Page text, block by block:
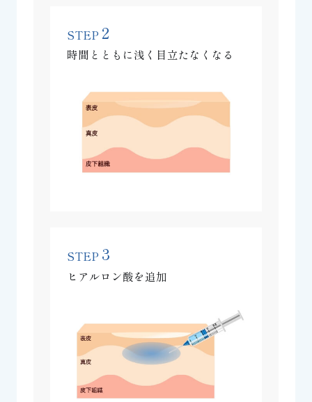
STEP 2
時間とともに浅く目立たなくなる
STEP 3
ヒアルロン酸を追加